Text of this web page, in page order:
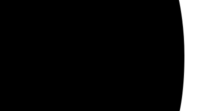
упаковали. Качество на высоте! Рекомендую всем!